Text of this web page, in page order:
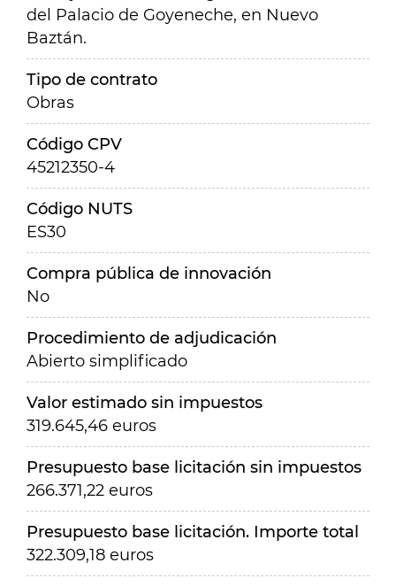
del Palacio de Goyeneche, en Nuevo
Baztán.
Tipo de contrato
Obras
Código CPV
45212350-4
Código NUTS
ES30
Compra pública de innovación
No
Procedimiento de adjudicación
Abierto simplificado
Valor estimado sin impuestos
319.645,46 euros
Presupuesto base licitación sin impuestos
266.371,22 euros
Presupuesto base licitación. Importe total
322.309,18 euros